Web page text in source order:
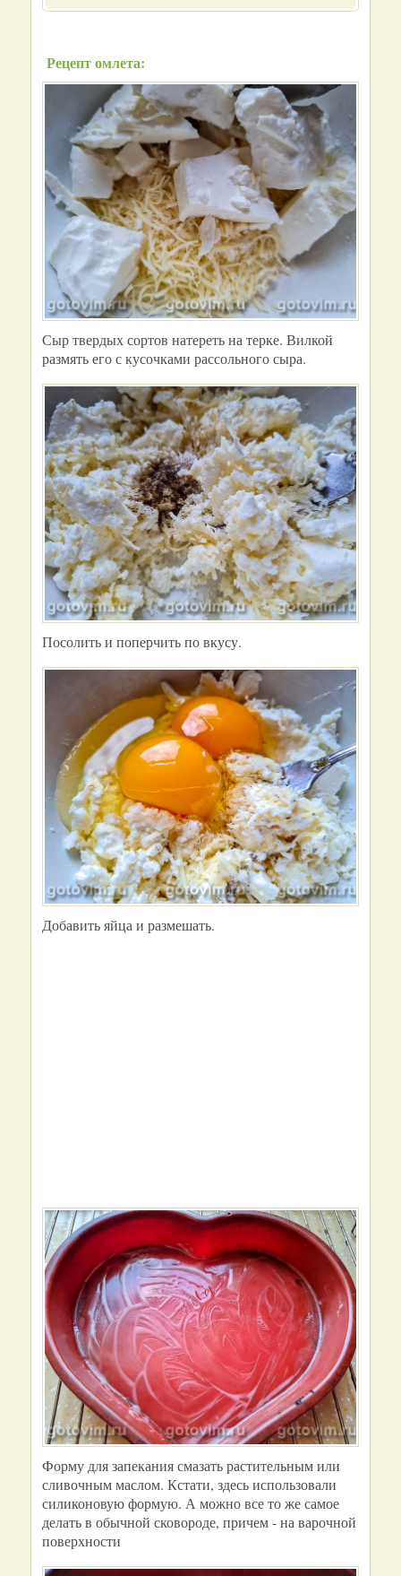
Рецепт омлета:
Сыр твердых сортов натереть на терке. Вилкой
размять его с кусочками рассольного сыра.
Посолить и поперчить по вкусу.
Добавить яйца и размешать.
Форму для запекания смазать растительным или
сливочным маслом. Кстати, здесь использовали
силиконовую формую. А можно все то же самое
делать в обычной сковороде, причем - на варочной
поверхности